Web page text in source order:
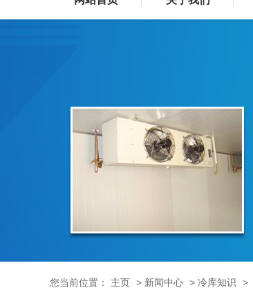
您当前位置： 主页 > 新闻中心 > 冷库知识 >